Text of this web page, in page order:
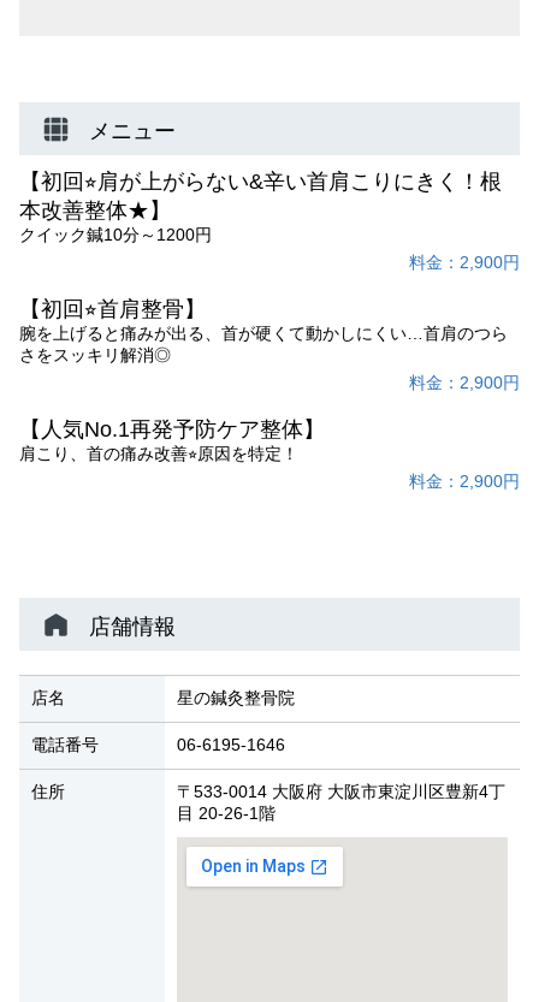
メニュー
【初回⭐︎肩が上がらない&辛い首肩こりにきく！根
本改善整体★】
クイック鍼10分～1200円
料金：2,900円
【初回⭐︎首肩整骨】
腕を上げると痛みが出る、首が硬くて動かしにくい…首肩のつら
さをスッキリ解消◎
料金：2,900円
【人気No.1再発予防ケア整体】
肩こり、首の痛み改善⭐︎原因を特定！
料金：2,900円
店舗情報
店名 星の鍼灸整骨院
電話番号 06-6195-1646
住所
〒533-0014 大阪府 大阪市東淀川区豊新4丁
目 20-26-1階